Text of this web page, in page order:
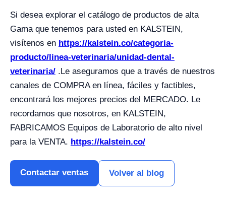
Si desea explorar el catálogo de productos de alta
Gama que tenemos para usted en KALSTEIN,
visítenos en https://kalstein.co/categoria-
producto/linea-veterinaria/unidad-dental-
veterinaria/ .Le aseguramos que a través de nuestros
canales de COMPRA en línea, fáciles y factibles,
encontrará los mejores precios del MERCADO. Le
recordamos que nosotros, en KALSTEIN,
FABRICAMOS Equipos de Laboratorio de alto nivel
para la VENTA. https://kalstein.co/
Contactar ventas Volver al blog